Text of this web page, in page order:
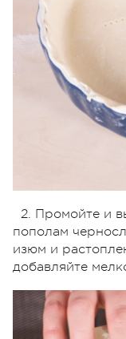
2. Промойте и
пополам
изюм и
добавляйте